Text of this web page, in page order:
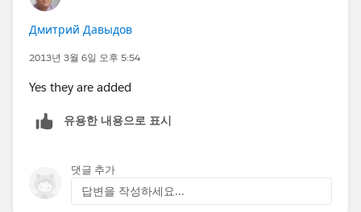
Дмитрий Давыдов
2013년 3월 6일 오후 5:54
Yes they are added
유용한 내용으로 표시
댓글 추가
답변을 작성하세요...